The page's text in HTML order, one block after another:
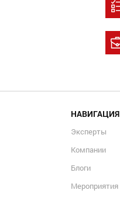
НАВИГАЦИЯ
Эксперты
Компании
Блоги
Мероприятия